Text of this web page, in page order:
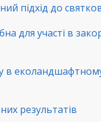
підхід до
для участі в
в
результатів